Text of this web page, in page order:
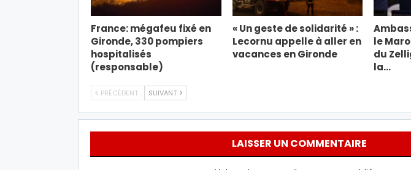
France: mégafeu fixé en
Gironde, 330 pompiers
hospitalisés
(responsable)
« Un geste de solidarité » :
Lecornu appelle à aller en
vacances en Gironde
le
du
la…
PRÉCÉDENT SUIVANT
LAISSER UN COMMENTAIRE